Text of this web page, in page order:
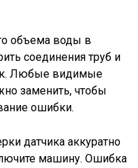
объема воды в
соединения труб и
Любые видимые
заменить, чтобы
ошибки.
датчика аккуратно
машину. Ошибка